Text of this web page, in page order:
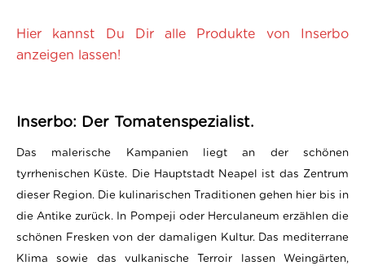
Hier kannst Du Dir alle Produkte von Inserbo
anzeigen lassen!
Inserbo: Der Tomatenspezialist.
Das malerische Kampanien liegt an der schönen
tyrrhenischen Küste. Die Hauptstadt Neapel ist das Zentrum
dieser Region. Die kulinarischen Traditionen gehen hier bis in
die Antike zurück. In Pompeji oder Herculaneum erzählen die
schönen Fresken von der damaligen Kultur. Das mediterrane
Klima sowie das vulkanische Terroir lassen Weingärten,